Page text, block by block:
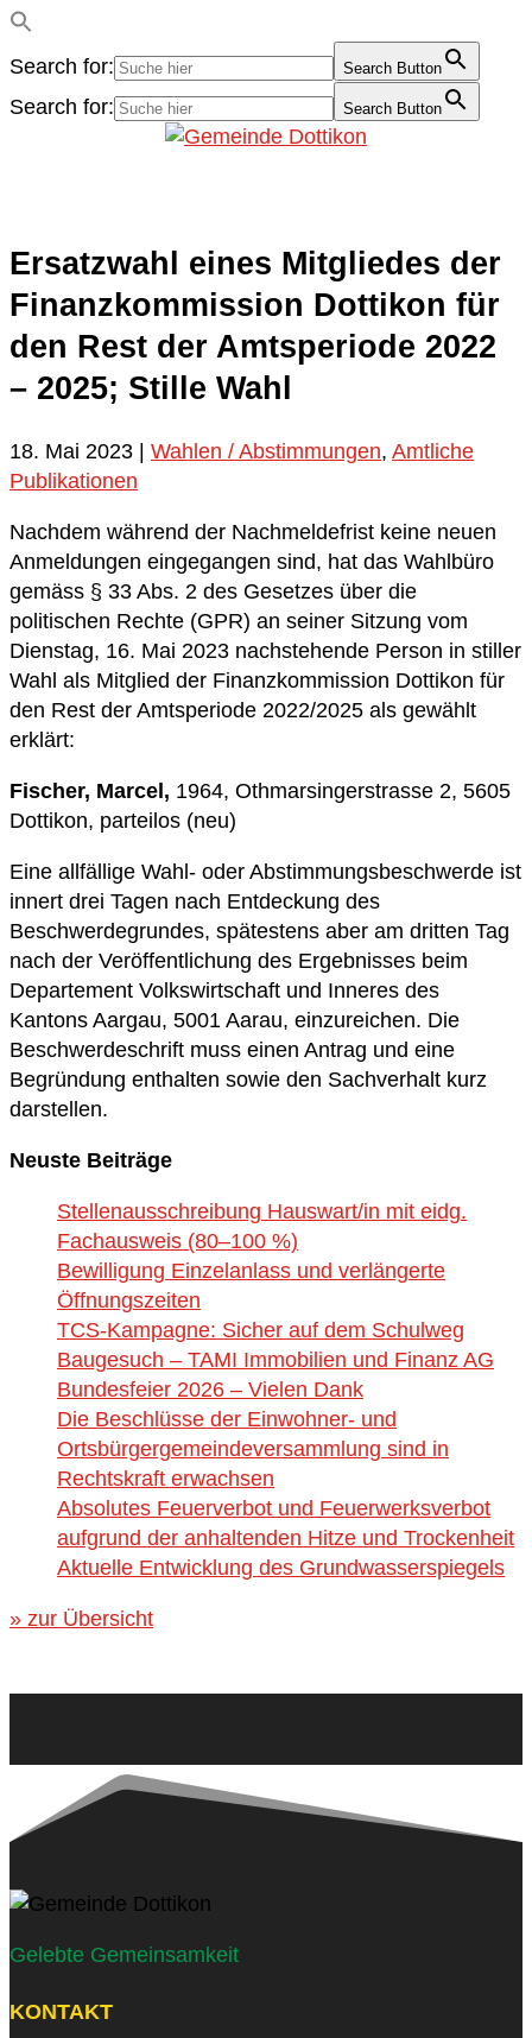
Search for: Search Button
Search for: Search Button
Ersatzwahl eines Mitgliedes der
Finanzkommission Dottikon für
den Rest der Amtsperiode 2022
– 2025; Stille Wahl
18. Mai 2023 | Wahlen / Abstimmungen, Amtliche
Publikationen
Nachdem während der Nachmeldefrist keine neuen
Anmeldungen eingegangen sind, hat das Wahlbüro
gemäss § 33 Abs. 2 des Gesetzes über die
politischen Rechte (GPR) an seiner Sitzung vom
Dienstag, 16. Mai 2023 nachstehende Person in stiller
Wahl als Mitglied der Finanzkommission Dottikon für
den Rest der Amtsperiode 2022/2025 als gewählt
erklärt:
Fischer, Marcel, 1964, Othmarsingerstrasse 2, 5605
Dottikon, parteilos (neu)
Eine allfällige Wahl- oder Abstimmungsbeschwerde ist
innert drei Tagen nach Entdeckung des
Beschwerdegrundes, spätestens aber am dritten Tag
nach der Veröffentlichung des Ergebnisses beim
Departement Volkswirtschaft und Inneres des
Kantons Aargau, 5001 Aarau, einzureichen. Die
Beschwerdeschrift muss einen Antrag und eine
Begründung enthalten sowie den Sachverhalt kurz
darstellen.
Neuste Beiträge
Stellenausschreibung Hauswart/in mit eidg.
Fachausweis (80–100 %)
Bewilligung Einzelanlass und verlängerte
Öffnungszeiten
TCS-Kampagne: Sicher auf dem Schulweg
Baugesuch – TAMI Immobilien und Finanz AG
Bundesfeier 2026 – Vielen Dank
Die Beschlüsse der Einwohner- und
Ortsbürgergemeindeversammlung sind in
Rechtskraft erwachsen
Absolutes Feuerverbot und Feuerwerksverbot
aufgrund der anhaltenden Hitze und Trockenheit
Aktuelle Entwicklung des Grundwasserspiegels
» zur Übersicht
Gelebte Gemeinsamkeit
KONTAKT